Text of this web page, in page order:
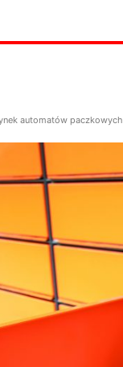
automatów paczkowych